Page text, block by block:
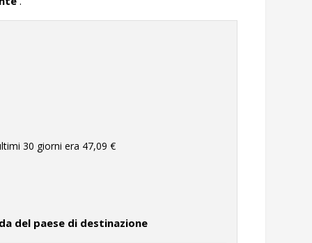
30 giorni era 47,09 €
del paese di destinazione